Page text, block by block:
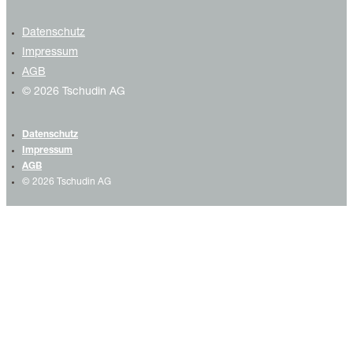
Datenschutz
Impressum
AGB
© 2026 Tschudin AG
Datenschutz
Impressum
AGB
© 2026 Tschudin AG